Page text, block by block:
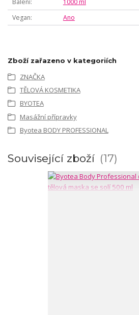
Balení
1000 ml
Vegan
Ano
Zboží zařazeno v kategoriích
ZNAČKA
TĚLOVÁ KOSMETIKA
BYOTEA
Masážní přípravky
Byotea BODY PROFESSIONAL
Související zboží 17